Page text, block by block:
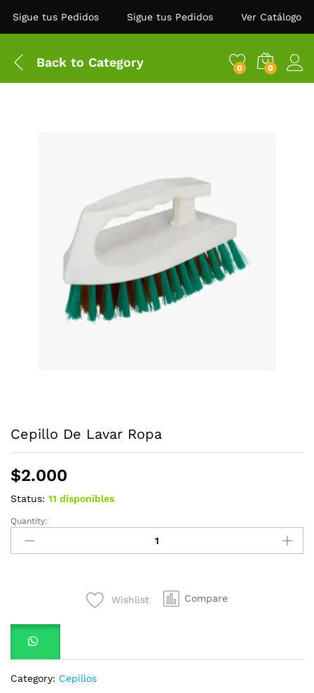
Sigue tus Pedidos Sigue tus Pedidos Ver Catálogo
Back to Category 0 0
Cepillo De Lavar Ropa
$2.000
Status: 11 disponibles
Cepillo
Lavar
Quantity:
Wishlist Compare
Category: Cepillos